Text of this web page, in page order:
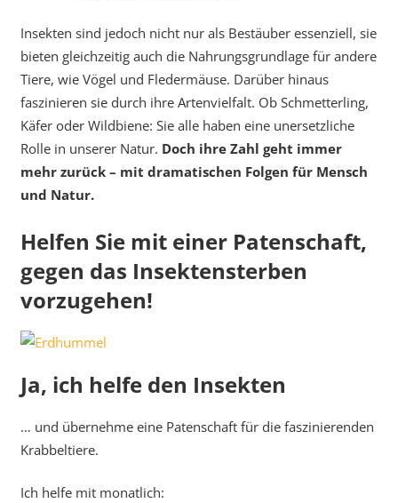
Insekten sind jedoch nicht nur als Bestäuber essenziell, sie
bieten gleichzeitig auch die Nahrungsgrundlage für andere
Tiere, wie Vögel und Fledermäuse. Darüber hinaus
faszinieren sie durch ihre Artenvielfalt. Ob Schmetterling,
Käfer oder Wildbiene: Sie alle haben eine unersetzliche
Rolle in unserer Natur. Doch ihre Zahl geht immer
mehr zurück – mit dramatischen Folgen für Mensch
und Natur.
Helfen Sie mit einer Patenschaft,
gegen das Insektensterben
vorzugehen!
Ja, ich helfe den Insekten
… und übernehme eine Patenschaft für die faszinierenden
Krabbeltiere.
Ich helfe mit monatlich: